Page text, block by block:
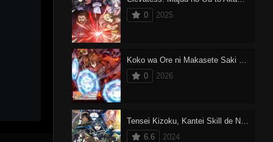
0
2025
Koko wa Ore ni Makasete Saki ni Ike to Itte kara 10-nen ga Tattara Densetsu ni Natteita.
0
2026
Tensei Kizoku, Kantei Skill de Nariagaru 2
6.6
2024